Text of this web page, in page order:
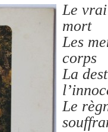
Le
mort
Les
corps
La
Le